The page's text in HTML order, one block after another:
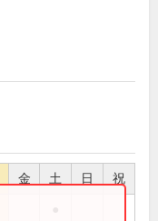
金 土 日 祝